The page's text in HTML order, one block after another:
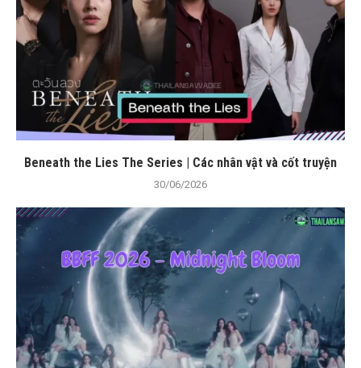
Beneath the Lies The Series | Các nhân vật và cốt truyện
30/06/2026